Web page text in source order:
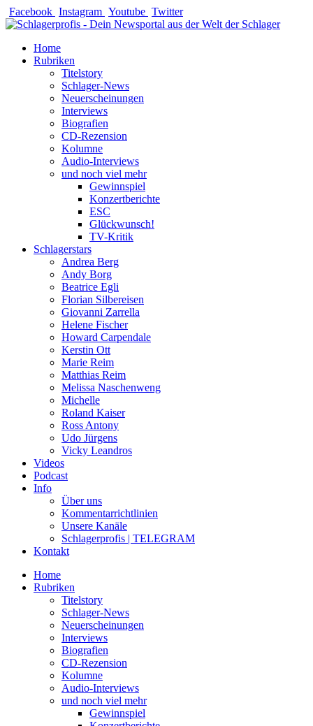
Zum
Inhalt
Facebook Instagram Youtube Twitter
Home
Rubriken
Titelstory
Schlager-News
Neuerscheinungen
Interviews
Biografien
CD-Rezension
Kolumne
Audio-Interviews
und noch viel mehr
Gewinnspiel
Konzertberichte
ESC
Glückwunsch!
TV-Kritik
Schlagerstars
Andrea Berg
Andy Borg
Beatrice Egli
Florian Silbereisen
Giovanni Zarrella
Helene Fischer
Howard Carpendale
Kerstin Ott
Marie Reim
Matthias Reim
Melissa Naschenweng
Michelle
Roland Kaiser
Ross Antony
Udo Jürgens
Vicky Leandros
Videos
Podcast
Info
Über uns
Kommentarrichtlinien
Unsere Kanäle
Schlagerprofis | TELEGRAM
Kontakt
Home
Rubriken
Titelstory
Schlager-News
Neuerscheinungen
Interviews
Biografien
CD-Rezension
Kolumne
Audio-Interviews
und noch viel mehr
Gewinnspiel